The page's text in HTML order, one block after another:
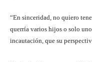
“En sinceridad, no quiero
querría varios hijos o solo
incautación, que su